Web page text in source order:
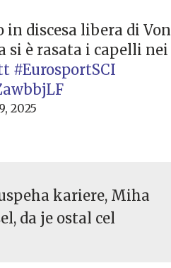
in discesa libera di Von
si è rasata i capelli nei
#EurosportSCI
2025
kariere, Miha
da je ostal cel